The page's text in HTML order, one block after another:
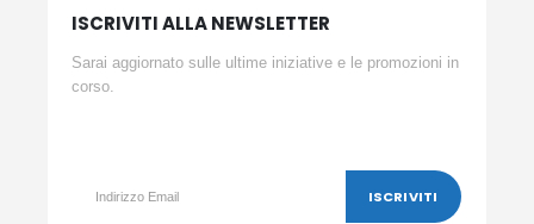
ISCRIVITI ALLA NEWSLETTER
Sarai aggiornato sulle ultime iniziative e le promozioni in
corso.